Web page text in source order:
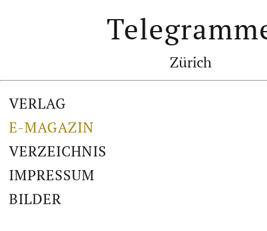
Zürich
VERLAG
E-MAGAZIN
VERZEICHNIS
IMPRESSUM
BILDER